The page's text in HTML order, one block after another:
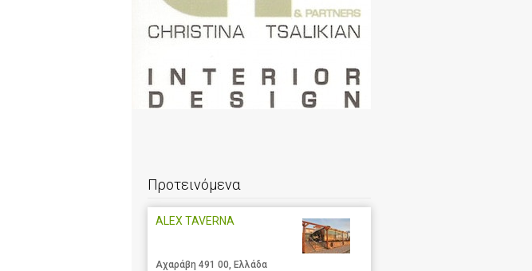
Προτεινόμενα
ALEX TAVERNA
Αχαράβη 491 00, Ελλάδα